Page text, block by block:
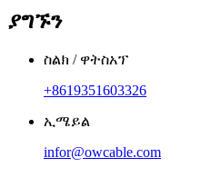
ያግኙን
ስልክ / ዋትስአፕ
+8619351603326
ኢሜይል
infor@owcable.com